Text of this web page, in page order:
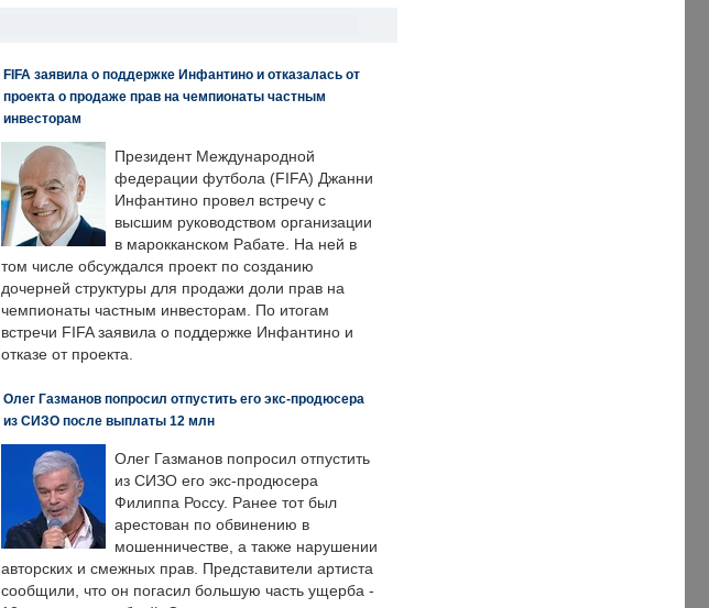
FIFA заявила о поддержке Инфантино и отказалась от
проекта о продаже прав на чемпионаты частным
инвесторам
Президент Международной
федерации футбола (FIFA) Джанни
Инфантино провел встречу с
высшим руководством организации
в марокканском Рабате. На ней в
том числе обсуждался проект по созданию
дочерней структуры для продажи доли прав на
чемпионаты частным инвесторам. По итогам
встречи FIFA заявила о поддержке Инфантино и
отказе от проекта.
Олег Газманов попросил отпустить его экс-продюсера
из СИЗО после выплаты 12 млн
Олег Газманов попросил отпустить
из СИЗО его экс-продюсера
Филиппа Россу. Ранее тот был
арестован по обвинению в
мошенничестве, а также нарушении
авторских и смежных прав. Представители артиста
сообщили, что он погасил большую часть ущерба -